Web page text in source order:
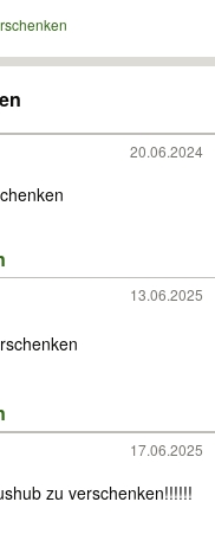
20.06.2024
13.06.2025
17.06.2025
zu verschenken!!!!!!